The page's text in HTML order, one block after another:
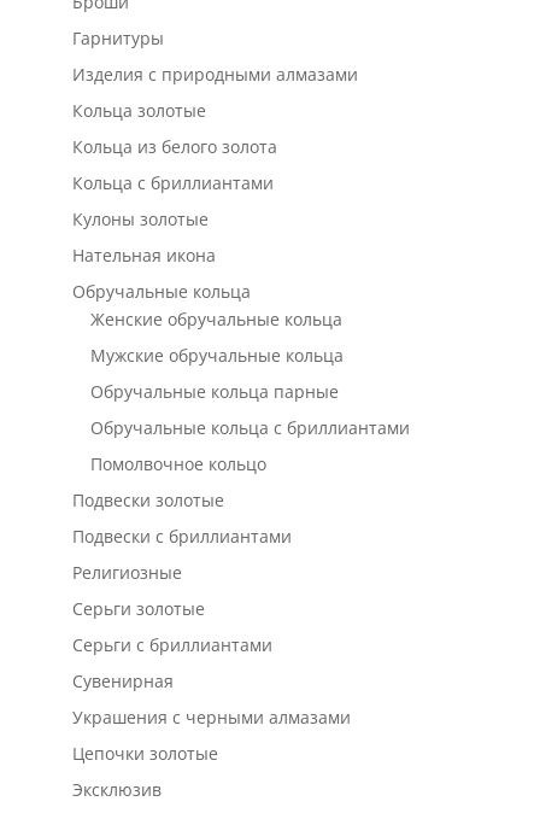
Гарнитуры
Изделия с природными алмазами
Кольца золотые
Кольца из белого золота
Кольца с бриллиантами
Кулоны золотые
Нательная икона
Обручальные кольца
Женские обручальные кольца
Мужские обручальные кольца
Обручальные кольца парные
Обручальные кольца с бриллиантами
Помолвочное кольцо
Подвески золотые
Подвески с бриллиантами
Религиозные
Серьги золотые
Серьги с бриллиантами
Сувенирная
Украшения с черными алмазами
Цепочки золотые
Эксклюзив